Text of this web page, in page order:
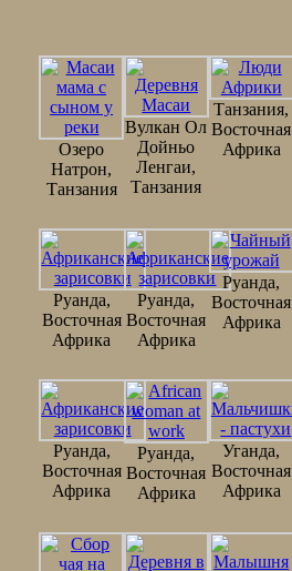
Озеро
Натрон,
Танзания
Вулкан Ол
Дойньо
Ленгаи,
Танзания
Танзания,
Восточная
Африка
Руанда,
Восточная
Африка
Руанда,
Восточная
Африка
Руанда,
Восточная
Африка
Руанда,
Восточная
Африка
Руанда,
Восточная
Африка
Уганда,
Восточная
Африка